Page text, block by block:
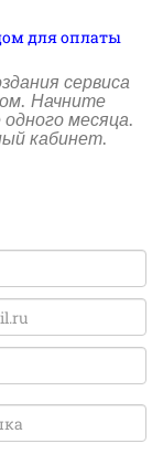
для оплаты
сервиса
Начните
месяца.
кабинет.